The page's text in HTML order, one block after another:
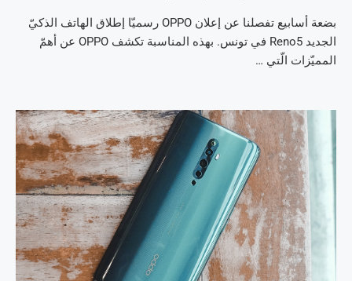
بضعة أسابيع تفصلنا عن إعلان OPPO رسميّا إطلاق الهاتف الذكيّ
الجديد Reno5 في تونس. بهذه المناسبة تكشف OPPO عن أهمّ
المميّزات الّتي …